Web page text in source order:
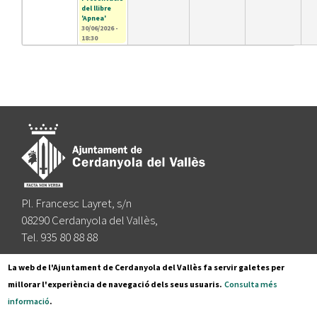
del llibre
'Apnea'
30/06/2026 -
18:30
Pl. Francesc Layret, s/n
08290 Cerdanyola del Vallès,
Tel. 935 80 88 88
Segueix-nos a:
La web de l'Ajuntament de Cerdanyola del Vallès fa servir galetes per
millorar l'experiència de navegació dels seus usuaris. Consulta més
informació.